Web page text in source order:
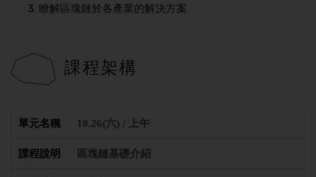
瞭解區塊鏈於各產業的解決方案
課程架構
10.26(六) / 上午
區塊鏈基礎介紹